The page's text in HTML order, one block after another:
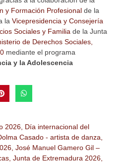
y Formación Profesionalde la
la Vicepresidencia y Consejería
Sociales y Familia de la Junta
de Derechos Sociales,
mediante el programa
y la Adolescencia
2026, Día internacional del
Casado - artista de danza
, José Manuel Gamero Gil –
, Junta de Extremadura 2026,